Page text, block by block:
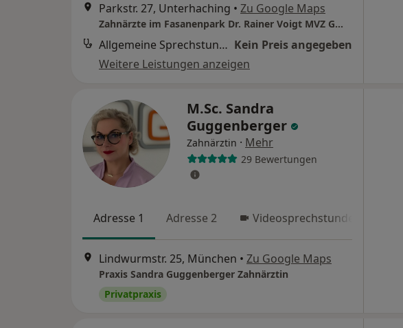
Parkstr. 27, Unterhaching • Zu Google Maps
Zahnärzte im Fasanenpark Dr. Rainer Voigt MVZ GmbH
Allgemeine Sprechstunde Kein Preis angegeben
Weitere Leistungen anzeigen
M.Sc. Sandra
Guggenberger
Zahnärztin · Mehr
29 Bewertungen
Adresse 1 Adresse 2 Videosprechstunde
Lindwurmstr. 25, München • Zu Google Maps
Praxis Sandra Guggenberger Zahnärztin
Privatpraxis